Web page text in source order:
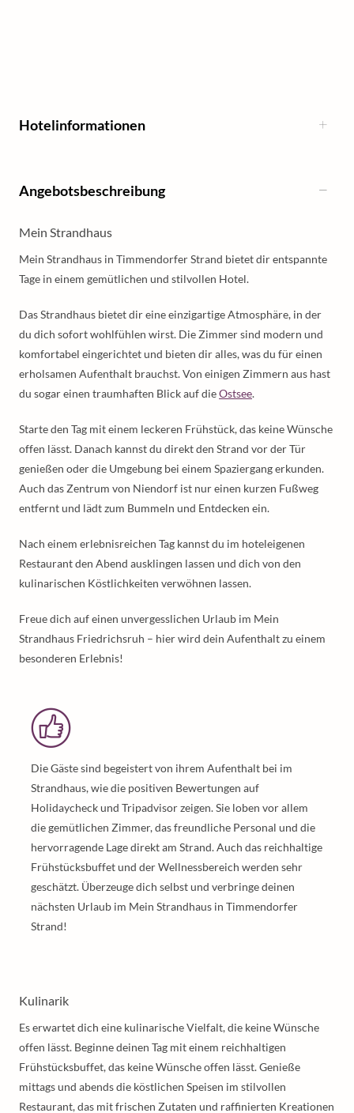
Hotelinformationen
Angebotsbeschreibung
Mein Strandhaus
Mein Strandhaus in Timmendorfer Strand bietet dir entspannte
Tage in einem gemütlichen und stilvollen Hotel.
Das Strandhaus bietet dir eine einzigartige Atmosphäre, in der
du dich sofort wohlfühlen wirst. Die Zimmer sind modern und
komfortabel eingerichtet und bieten dir alles, was du für einen
erholsamen Aufenthalt brauchst. Von einigen Zimmern aus hast
du sogar einen traumhaften Blick auf dieOstsee.
Starte den Tag mit einem leckeren Frühstück, das keine Wünsche
offen lässt. Danach kannst du direkt den Strand vor der Tür
genießen oder die Umgebung bei einem Spaziergang erkunden.
Auch das Zentrum von Niendorf ist nur einen kurzen Fußweg
entfernt und lädt zum Bummeln und Entdecken ein.
Nach einem erlebnisreichen Tag kannst du im hoteleigenen
Restaurant den Abend ausklingen lassen und dich von den
kulinarischen Köstlichkeiten verwöhnen lassen.
Freue dich auf einen unvergesslichen Urlaub im Mein
Strandhaus Friedrichsruh – hier wird dein Aufenthalt zu einem
besonderen Erlebnis!
Die Gäste sind begeistert von ihrem Aufenthalt bei im
Strandhaus, wie die positiven Bewertungen auf
Holidaycheck und Tripadvisor zeigen. Sie loben vor allem
die gemütlichen Zimmer, das freundliche Personal und die
hervorragende Lage direkt am Strand. Auch das reichhaltige
Frühstücksbuffet und der Wellnessbereich werden sehr
geschätzt. Überzeuge dich selbst und verbringe deinen
nächsten Urlaub im Mein Strandhaus in Timmendorfer
Strand!
Kulinarik
Es erwartet dich eine kulinarische Vielfalt, die keine Wünsche
offen lässt. Beginne deinen Tag mit einem reichhaltigen
Frühstücksbuffet, das keine Wünsche offen lässt. Genieße
mittags und abends die köstlichen Speisen im stilvollen
Restaurant, das mit frischen Zutaten und raffinierten Kreationen